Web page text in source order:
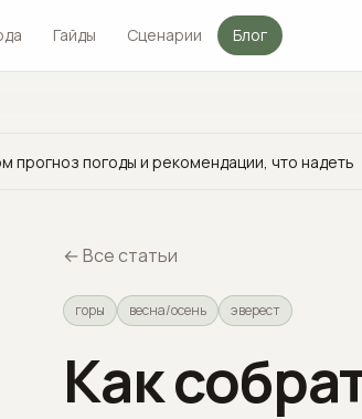
Гайды Сценарии Блог
прогноз погоды и рекомендации, что надеть
←Все статьи
горы весна/осень эверест
Как